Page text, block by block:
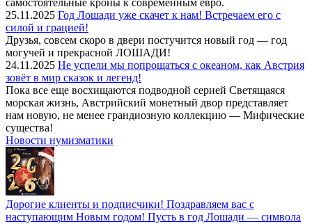
самостоятельные кроны к современным евро.
25.11.2025 Год Лошади уже скачет к нам! Встречаем его с
силой и грацией!
Друзья, совсем скоро в двери постучится новый год — год
могучей и прекрасной ЛОШАДИ!
24.11.2025 Не успели мы попрощаться с океаном, как Австрия
зовёт в мир сказок и легенд!
Пока все еще восхищаются подводной серией Светящаяся
морская жизнь, Австрийский монетный двор представляет
нам новую, не менее грандиозную коллекцию — Мифические
существа!
Новости нумизматики
Дорогие клиенты и подписчики! Поздравляем вас с
наступающим Новым годом! Пусть в год Лошади — символа